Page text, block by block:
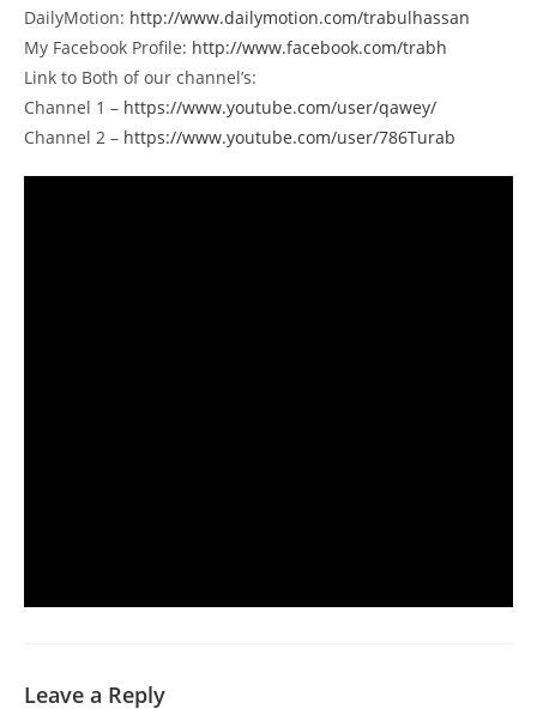
DailyMotion: http://www.dailymotion.com/trabulhassan
My Facebook Profile: http://www.facebook.com/trabh
Link to Both of our channel’s:
Channel 1 – https://www.youtube.com/user/qawey/
Channel 2 – https://www.youtube.com/user/786Turab
Leave a Reply